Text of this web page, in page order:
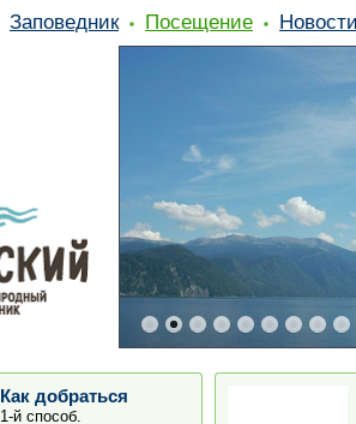
Заповедник Посещение
Как добраться
1-й способ.